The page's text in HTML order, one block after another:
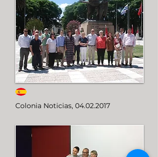
Colonia Noticias, 04.02.2017